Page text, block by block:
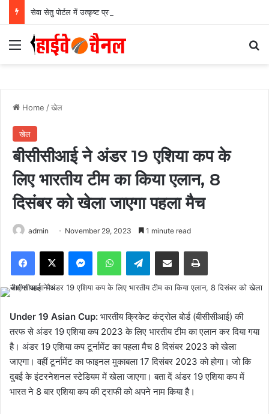
Menu
Home /खेल
खेल
बीसीसीआई ने अंडर 19 एशिया कप के
लिए भारतीय टीम का किया एलान, 8
दिसंबर को खेला जाएगा पहला मैच
admin November 29, 2023 1 minute read
Facebook
X MessengerWhatsAppTelegramShare via Email Print
Under 19 Asian Cup: भारतीय क्रिकेट कंट्रोल बोर्ड (बीसीसीआई) की
तरफ से अंडर 19 एशिया कप 2023 के लिए भारतीय टीम का एलान कर दिया गया
है। अंडर 19 एशिया कप टूर्नामेंट का पहला मैच 8 दिसंबर 2023 को खेला
जाएगा। वहीं टूर्नामेंट का फाइनल मुकाबला 17 दिसंबर 2023 को होगा। जो कि
दुबई के इंटरनेशनल स्टेडियम में खेला जाएगा। बता दें अंडर 19 एशिया कप में
भारत ने 8 बार एशिया कप की ट्राफी को अपने नाम किया है।